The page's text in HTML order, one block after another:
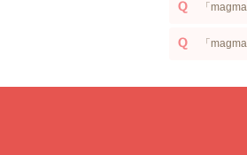
「
「